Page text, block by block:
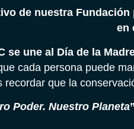
de nuestra
en
se une al Día de la
cada persona puede
recordar que la
Poder. Nuestro Planeta”